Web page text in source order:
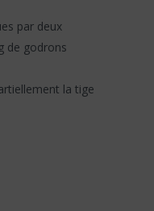
par deux
de godrons
la tige